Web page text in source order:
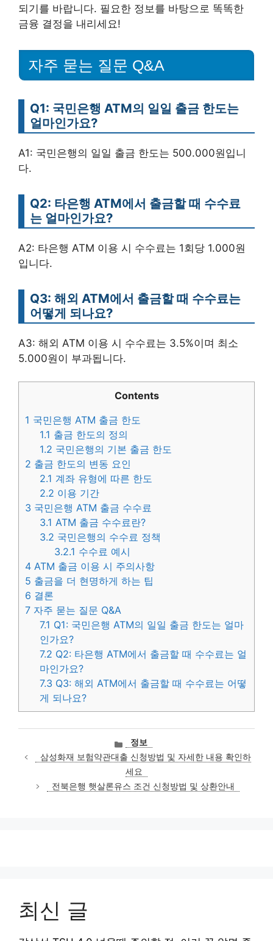
되기를 바랍니다. 필요한 정보를 바탕으로 똑똑한
금융 결정을 내리세요!
자주 묻는 질문 Q&A
Q1: 국민은행 ATM의 일일 출금 한도는
얼마인가요?
A1: 국민은행의 일일 출금 한도는 500.000원입니
다.
Q2: 타은행 ATM에서 출금할 때 수수료
는 얼마인가요?
A2: 타은행 ATM 이용 시 수수료는 1회당 1.000원
입니다.
Q3: 해외 ATM에서 출금할 때 수수료는
어떻게 되나요?
A3: 해외 ATM 이용 시 수수료는 3.5%이며 최소
5.000원이 부과됩니다.
Contents
1 국민은행 ATM 출금 한도
1.1 출금 한도의 정의
1.2 국민은행의 기본 출금 한도
2 출금 한도의 변동 요인
2.1 계좌 유형에 따른 한도
2.2 이용 기간
3 국민은행 ATM 출금 수수료
3.1 ATM 출금 수수료란?
3.2 국민은행의 수수료 정책
3.2.1 수수료 예시
4 ATM 출금 이용 시 주의사항
5 출금을 더 현명하게 하는 팁
6 결론
7 자주 묻는 질문 Q&A
7.1 Q1: 국민은행 ATM의 일일 출금 한도는 얼마
인가요?
7.2 Q2: 타은행 ATM에서 출금할 때 수수료는 얼
마인가요?
7.3 Q3: 해외 ATM에서 출금할 때 수수료는 어떻
게 되나요?
카
테
고
리
정보
삼성화재 보험약관대출 신청방법 및 자세한 내용 확인하
세요
전북은행 햇살론유스 조건 신청방법 및 상환안내
최신 글